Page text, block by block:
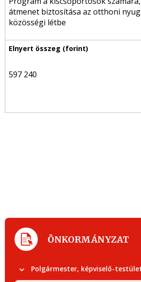
átmenet biztosítása az otthoni
közösségi létbe
597 240
ÖNKORMÁNYZAT
Polgármester, képviselő-